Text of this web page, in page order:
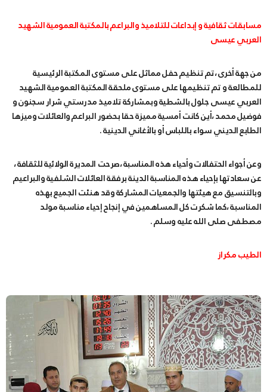
مسابقات ثقافية و إبداعات للتلاميذ والبراعم بالمكتبة العمومية الشهيد
العربي عيسى
من جهة أخرى ،تم تنظيم حفل مماثل على مستوى المكتبة الرئيسية
للمطالعة و تم تنظيمها على مستوى ملحقة المكتبة العمومية الشهيد
العربي عيسى جلول بالشطية وبمشاركة تلاميذ مدرستي شرار سجنون و
فوضيل محمد ،أين كانت أمسية مميزة حقا بحضور البراعم والعائلات وميزها
الطابع الديني سواء باللباس أو بالأغاني الدينية .
وعن أجواء الحتفالات وأحياء هذه المناسبة ،صرحت المديرة الولائية للثقافة ،
عن سعادتها بإحياء هذه المناسبة الدينة برفقة العائلات الشلفية والبراعيم
وبالتنسيق مع هيئتها والجمعيات المشاركة وقد هنئت الجميع بهذه
المناسبة ،كما شكرت كل المساهمين في إنجاح إحياء مناسبة مولد
مصطفى صلى الله عليه وسلم .
الطيب مكراز